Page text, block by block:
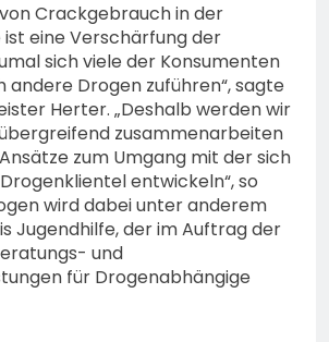
Crackgebrauch in der
eine Verschärfung der
sich viele der Konsumenten
andere Drogen zuführen“, sagte
Herter. „Deshalb werden wir
zusammenarbeiten
zum Umgang mit der sich
entwickeln“, so
wird dabei unter anderem
Jugendhilfe, der im Auftrag der
und
für Drogenabhängige